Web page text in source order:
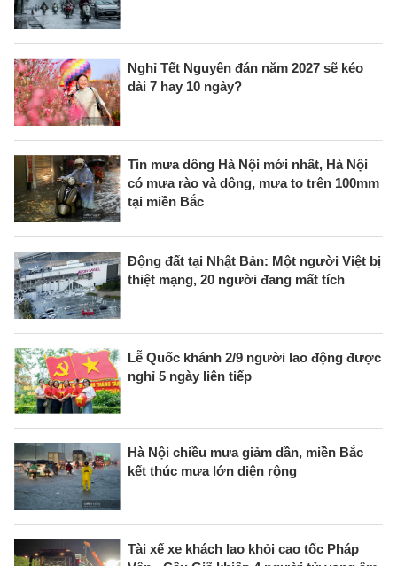
Nghỉ Tết Nguyên đán năm 2027 sẽ kéo
dài 7 hay 10 ngày?
Tin mưa dông Hà Nội mới nhất, Hà Nội
có mưa rào và dông, mưa to trên 100mm
tại miền Bắc
Động đất tại Nhật Bản: Một người Việt bị
thiệt mạng, 20 người đang mất tích
Lễ Quốc khánh 2/9 người lao động được
nghỉ 5 ngày liên tiếp
Hà Nội chiều mưa giảm dần, miền Bắc
kết thúc mưa lớn diện rộng
Tài xế xe khách lao khỏi cao tốc Pháp